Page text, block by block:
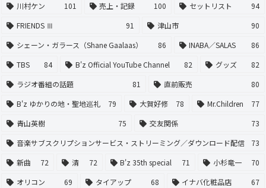
川村ケン
101 売上・記録 100 セットリスト
94
FRIENDS Ⅲ
91 津山市
90
シェーン・ガラース（Shane Gaalaas）
86 INABA／SALAS
86
TBS
84 B'z Official YouTube Channel 82 グッズ
82
ラジオ番組の話題
81 直前販売
80
B'z ゆかりの地・聖地巡礼
79 大賀好修 78 Mr.Children
77
青山英樹
75 交友関係
73
音楽サブスクリプションサービス・ストリーミング／ダウンロード配信
73
新曲
72 清 72 B'z 35th special 71 小杉竜一
70
オリコン
69 タイアップ 68 イナバ化粧品店 67